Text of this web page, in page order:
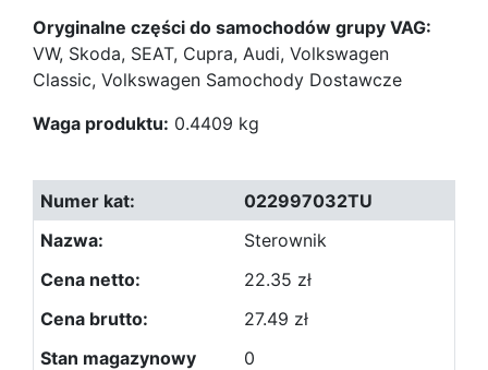
Oryginalne części do samochodów grupy VAG:
VW, Skoda, SEAT, Cupra, Audi, Volkswagen
Classic, Volkswagen Samochody Dostawcze
Waga produktu: 0.4409 kg
022997032TU
Sterownik
22.35 zł
27.49 zł
0